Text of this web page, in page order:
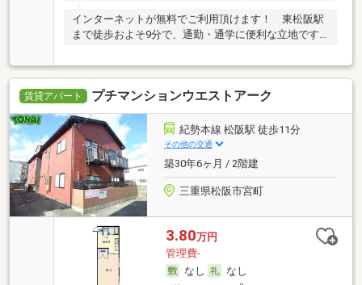
インターネットが無料でご利用頂けます！ 東松阪駅
まで徒歩およそ9分で、通勤・通学に便利な立地です
賃貸アパート プチマンションウエストアーク
紀勢本線 松阪駅 徒歩11分
その他の交通
築30年6ヶ月 / 2階建
三重県松阪市宮町
3.80万円
管理費-
なし
なし